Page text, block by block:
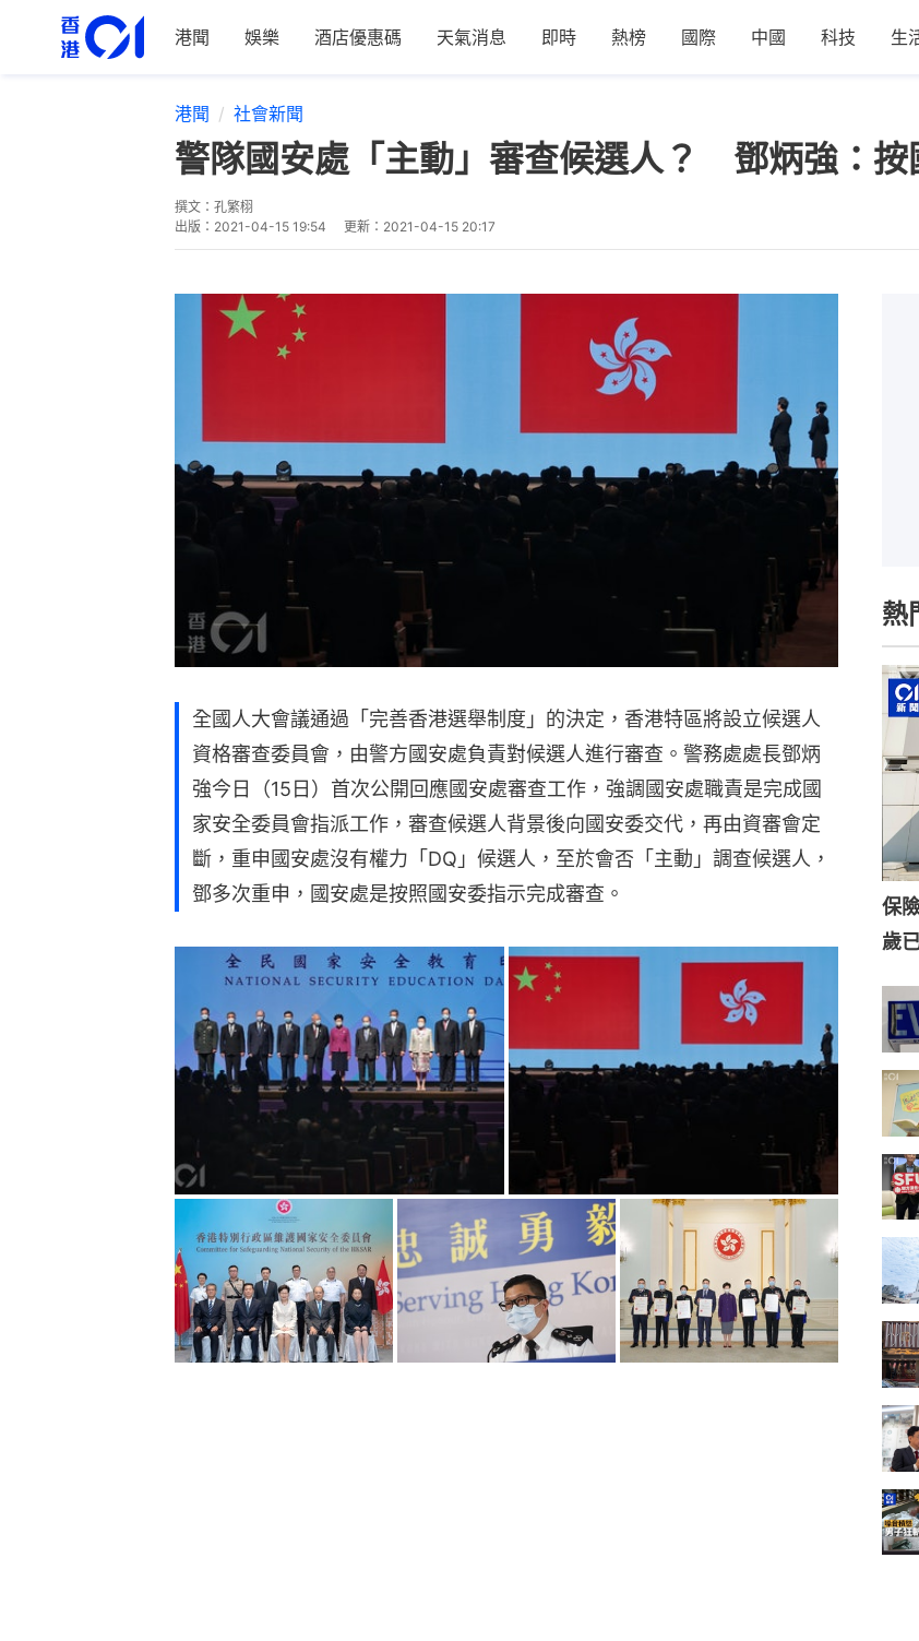
港聞 娛樂 酒店優惠碼 天氣消息 即時 熱榜 國際 中國 科技 生
港聞 社會新聞
警隊國安處「主動」審查候選人？ 鄧炳強：按
撰文： 孔繁栩
出版： 2021-04-15 19:54 更新： 2021-04-15 20:17
全國人大會議通過「完善香港選舉制度」的決定，香港特區將設立候選人
資格審查委員會，由警方國安處負責對候選人進行審查。警務處處長鄧炳
強今日（15日）首次公開回應國安處審查工作，強調國安處職責是完成國
家安全委員會指派工作，審查候選人背景後向國安委交代，再由資審會定
斷，重申國安處沒有權力「DQ」候選人，至於會否「主動」調查候選人，
鄧多次重申，國安處是按照國安委指示完成審查。
熱
保
歲